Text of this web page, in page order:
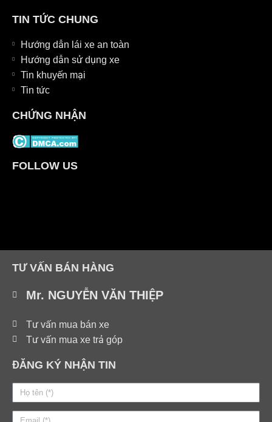
TIN TỨC CHUNG
Hướng dẫn lái xe an toàn
Hướng dẫn sử dụng xe
Tin khuyến mại
Tin tức
CHỨNG NHẬN
FOLLOW US
TƯ VẤN BÁN HÀNG
Mr. NGUYỄN VĂN THIỆP
Tư vấn mua bán xe
Tư vấn mua xe trả góp
ĐĂNG KÝ NHẬN TIN